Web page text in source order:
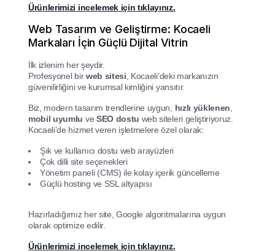
Ürünlerimizi incelemek için tıklayınız.
Web Tasarım ve Geliştirme: Kocaeli
Markaları İçin Güçlü Dijital Vitrin
İlk izlenim her şeydir.
Profesyonel birweb sitesi , Kocaeli’deki markanızın
güvenilirliğini ve kurumsal kimliğini yansıtır.
Biz, modern tasarım trendlerine uygun, hızlı yüklenen
mobil uyumlu ve SEO dostu web siteleri geliştiriyoruz.
Kocaeli’de hizmet veren işletmelere özel olarak:
Şık ve kullanıcı dostu web arayüzleri
Çok dilli site seçenekleri
Yönetim paneli (CMS) ile kolay içerik güncelleme
Güçlü hosting ve SSL altyapısı
Hazırladığımız her site, Google algoritmalarına uygun
olarak optimize edilir.
Ürünlerimizi incelemek için tıklayınız.